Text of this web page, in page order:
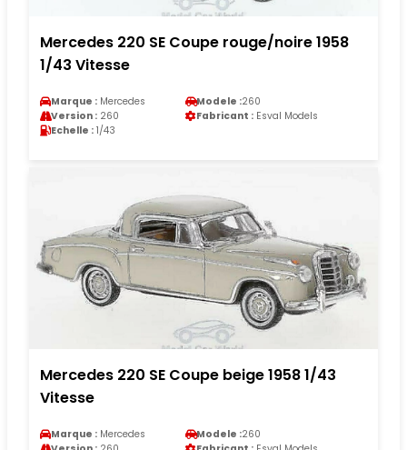
Mercedes 220 SE Coupe rouge/noire 1958
1/43 Vitesse
Marque : Mercedes Modele :260
Version : 260 Fabricant : Esval Models
Echelle : 1/43
Mercedes 220 SE Coupe beige 1958 1/43
Vitesse
Marque : Mercedes Modele :260